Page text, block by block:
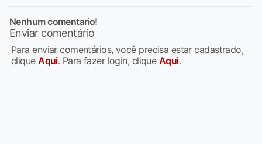
Nenhum comentario!
Enviar comentário
Para enviar comentários, você precisa estar cadastrado,
cliqueAqui. Para fazer login, clique Aqui.